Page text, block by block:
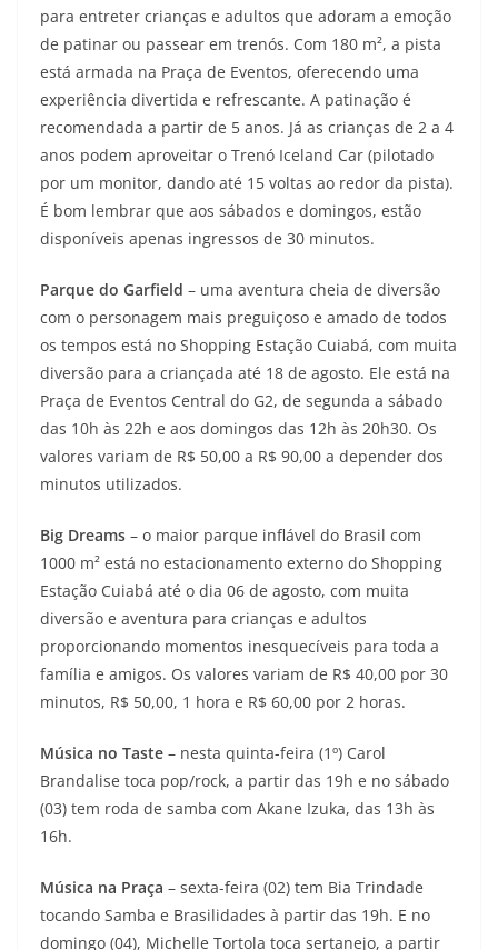
para entreter crianças e adultos que adoram a emoção
de patinar ou passear em trenós. Com 180 m², a pista
está armada na Praça de Eventos, oferecendo uma
experiência divertida e refrescante. A patinação é
recomendada a partir de 5 anos. Já as crianças de 2 a 4
anos podem aproveitar o Trenó Iceland Car (pilotado
por um monitor, dando até 15 voltas ao redor da pista).
É bom lembrar que aos sábados e domingos, estão
disponíveis apenas ingressos de 30 minutos.
Parque do Garfield – uma aventura cheia de diversão
com o personagem mais preguiçoso e amado de todos
os tempos está no Shopping Estação Cuiabá, com muita
diversão para a criançada até 18 de agosto. Ele está na
Praça de Eventos Central do G2, de segunda a sábado
das 10h às 22h e aos domingos das 12h às 20h30. Os
valores variam de R$ 50,00 a R$ 90,00 a depender dos
minutos utilizados.
Big Dreams – o maior parque inflável do Brasil com
1000 m² está no estacionamento externo do Shopping
Estação Cuiabá até o dia 06 de agosto, com muita
diversão e aventura para crianças e adultos
proporcionando momentos inesquecíveis para toda a
família e amigos. Os valores variam de R$ 40,00 por 30
minutos, R$ 50,00, 1 hora e R$ 60,00 por 2 horas.
Música no Taste – nesta quinta-feira (1º) Carol
Brandalise toca pop/rock, a partir das 19h e no sábado
(03) tem roda de samba com Akane Izuka, das 13h às
16h.
Música na Praça – sexta-feira (02) tem Bia Trindade
tocando Samba e Brasilidades à partir das 19h. E no
domingo (04), Michelle Tortola toca sertanejo, a partir